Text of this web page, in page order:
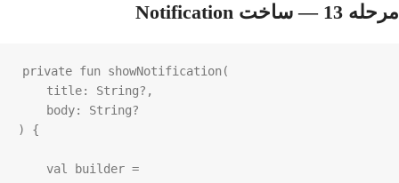
مرحله 13 — ساخت Notification
private fun showNotification(
title: String? ,
body: String?
) {
val builder =